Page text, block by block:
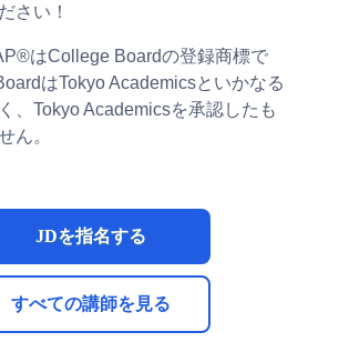
さい！
はCollege Boardの登録商標で
はTokyo Academicsといかなる
、Tokyo Academicsを承認したも
ん。
JDを指名する
すべての講師を見る